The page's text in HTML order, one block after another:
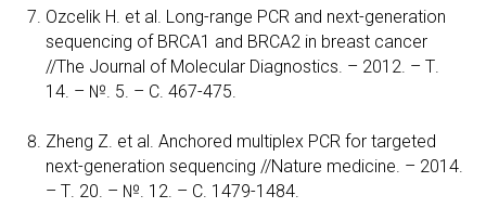
Ozcelik H. et al. Long-range PCR and next-generation
sequencing of BRCA1 and BRCA2 in breast cancer
//The Journal of Molecular Diagnostics. – 2012. – Т.
14. – №. 5. – С. 467-475.
Zheng Z. et al. Anchored multiplex PCR for targeted
next-generation sequencing //Nature medicine. – 2014.
– Т. 20. – №. 12. – С. 1479-1484.